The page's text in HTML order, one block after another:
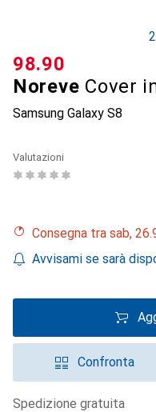
Noreve Cover
Samsung Galaxy S8
CHF
98.90
Valutazioni
Consegna tra sab,
Avvisami se sarà
Confronta
spedizione gratuita